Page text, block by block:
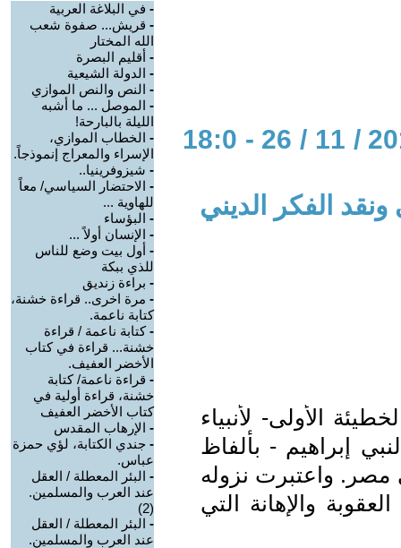
الحوار المتمدن-العدد: 4644 - 2014 / 11 / 26 - 18:0
الفكر الديني
الأولى- لأنبياء
إبراهيم - بألفاظ
مصر. واعتبرت نزوله
والإهانة التي
- في البلاغة العربية
- قريش... صفوة شعب
الله المختار
- أقليم البصرة
- الدولة الشيعية
- النص والنص الموازي
- الموصل ... ما أشبه
الليلة بالبارحة!
- الخطاب الموازي،
الإسراء والمعراج إنموذجاً.
- شيزوفرينيا..
- الاحتضار السياسي/ معاً
للهاوية ...
- البؤساء
- الإنسان أولاً ...
- أول بيت وضع للناس
للذي ببكة
- براءة زنديق
- مرة اخرى.. قراءة خشنة،
كتابة ناعمة.
-كتابة ناعمة / قراءة
خشنة... قراءة في كتاب
الأخضر العفيف.
- قراءة ناعمة/ كتابة
خشنة، قراءة أولية في
كتاب الأخضر العفيف
- الإرهاب المقدس
- جندي الكتابة، لؤي حمزة
عباس.
- البئر المعطلة / العقل
عند العرب والمسلمين.
(2)
- البئر المعطلة / العقل
عند العرب والمسلمين.